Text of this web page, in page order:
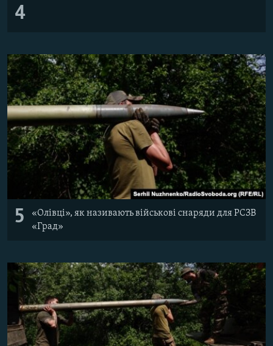
4
5
«Олівці», як називають військові снаряди для РСЗВ
«Град»